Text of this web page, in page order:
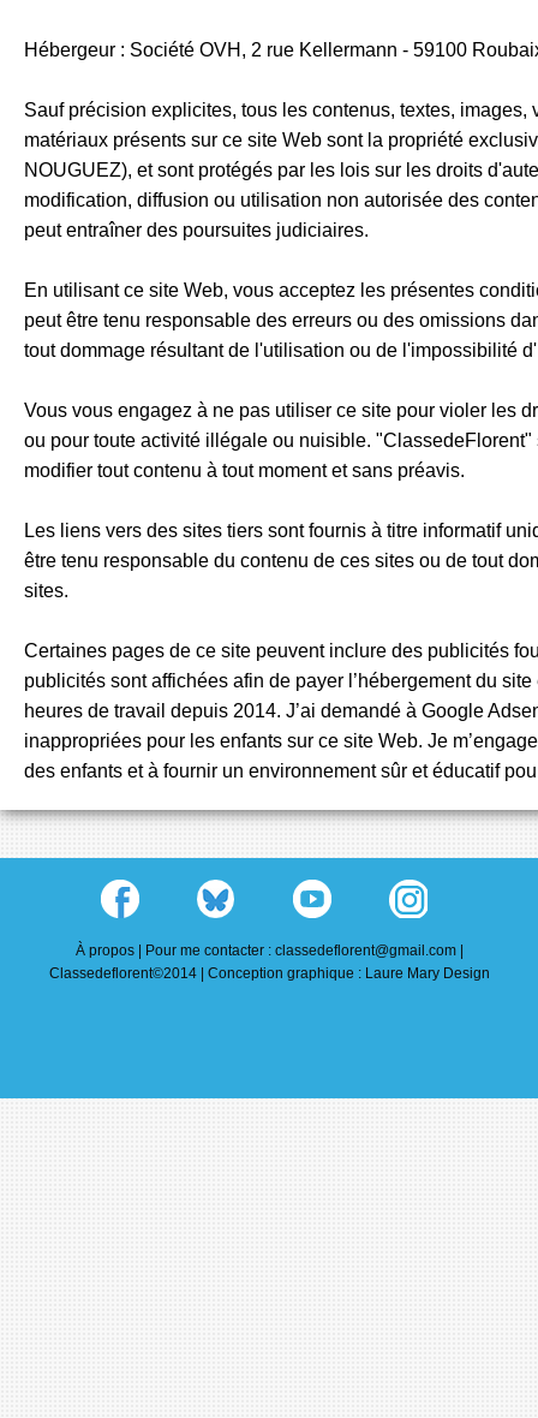
Hébergeur : Société OVH, 2 rue Kellermann - 59100
Sauf précision explicites, tous les contenus, textes, images,
matériaux présents sur ce site Web sont la propriété
NOUGUEZ), et sont protégés par les lois sur les droits
modification, diffusion ou utilisation non autorisée des
peut entraîner des poursuites judiciaires.
En utilisant ce site Web, vous acceptez les présentes
peut être tenu responsable des erreurs ou des omissions
tout dommage résultant de l'utilisation ou de l'impossibilité
Vous vous engagez à ne pas utiliser ce site pour violer les
ou pour toute activité illégale ou nuisible.
modifier tout contenu à tout moment et sans préavis.
Les liens vers des sites tiers sont fournis à titre informatif
être tenu responsable du contenu de ces sites ou de tout
sites.
Certaines pages de ce site peuvent inclure des publicités
publicités sont affichées afin de payer l’hébergement du
heures de travail depuis 2014. J’ai demandé à Google
inappropriées pour les enfants sur ce site Web. Je
des enfants et à fournir un environnement sûr et éducatif
À propos |
Pour me contacter : classedeflorent@gmail.com |
Classedeflorent©2014 | Conception graphique : Laure Mary Design